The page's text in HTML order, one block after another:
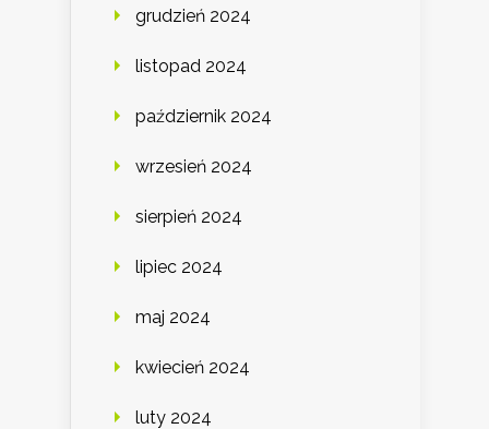
grudzień 2024
listopad 2024
październik 2024
wrzesień 2024
sierpień 2024
lipiec 2024
maj 2024
kwiecień 2024
luty 2024